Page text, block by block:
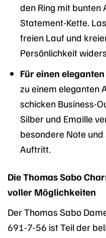
den Ring mit
Statement-Kette.
freien Lauf und
Persönlichkeit
Für einen
zu einem eleganten
schicken Business-
Silber und Emaille
besondere Note
Auftritt.
Die Thomas Sabo
voller Möglichkeiten
Der Thomas Sabo
691-7-56 ist Teil der